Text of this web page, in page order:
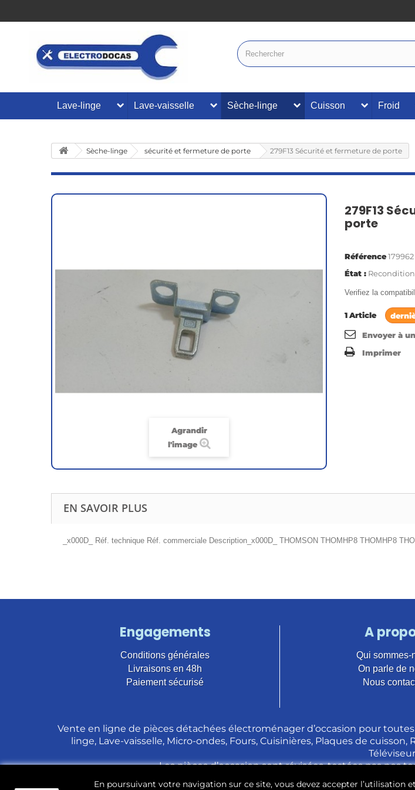
Lave-linge Lave-vaisselle Sèche-linge Cuisson Froid
Sèche-linge sécurité et fermeture de porte 279F13 Sécurité et fermeture de porte
Agrandir
l'image
279F13
porte
Référence179962
État :
Verifiez la
1Article
Envoyer à
Imprimer
EN SAVOIR PLUS
_x000D_ Réf. technique Réf. commerciale Description_x000D_ THOMSON THOMHP8 THOMHP8
Engagements
Conditions générales
Livraisons en 48h
Paiement sécurisé
A
Qui sommes-
On parle de
Nous
Vente en ligne de pièces détachées électroménager d’occasion pour
linge, Lave-vaisselle, Micro-ondes, Fours, Cuisinières, Plaques de
Les pièces d’occasion sont révisées, testées pas nos
En poursuivant votre navigation sur ce site, vous devez accepter l’utilisation